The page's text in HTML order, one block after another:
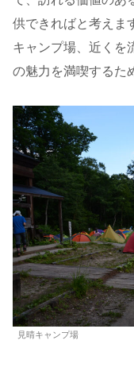
供できればと考えま
キャンプ場、近くを
の魅力を満喫するた
見晴キャンプ場